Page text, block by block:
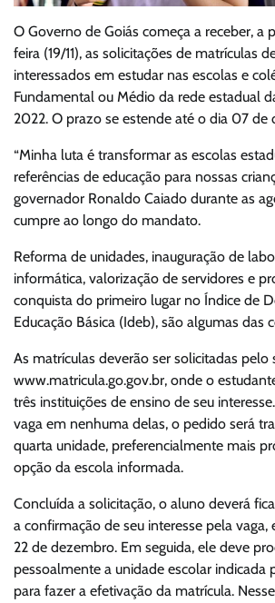
O Governo de Goiás começa a receber, a
feira (19/11), as solicitações de matrículas
interessados em estudar nas escolas e
Fundamental ou Médio da rede estadual
2022. O prazo se estende até o dia 07 de
“Minha luta é transformar as escolas
referências de educação para nossas
governador Ronaldo Caiado durante as
cumpre ao longo do mandato.
Reforma de unidades, inauguração de
informática, valorização de servidores e
conquista do primeiro lugar no Índice de
Educação Básica (Ideb), são algumas das
As matrículas deverão ser solicitadas pelo
www.matricula.go.gov.br, onde o
três instituições de ensino de seu
vaga em nenhuma delas, o pedido será
quarta unidade, preferencialmente mais
opção da escola informada.
Concluída a solicitação, o aluno deverá
a confirmação de seu interesse pela vaga,
22 de dezembro. Em seguida, ele deve
pessoalmente a unidade escolar indicada
para fazer a efetivação da matrícula.